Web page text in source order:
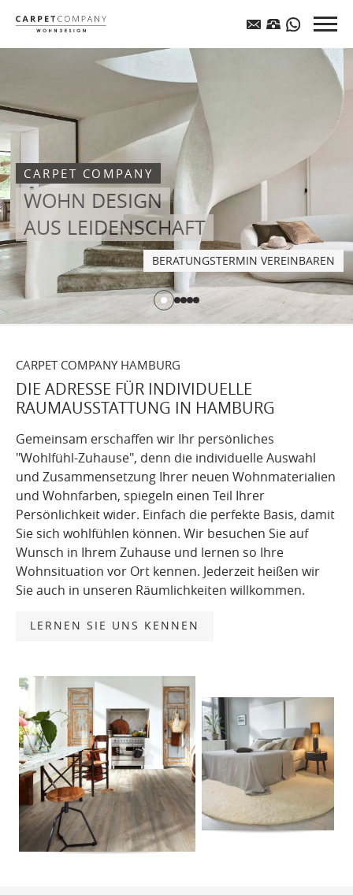
CARPET COMPANY
WOHN DESIGN
AUS LEIDENSCHAFT
BERATUNGSTERMIN VEREINBAREN
CARPET COMPANY HAMBURG
DIE ADRESSE FÜR INDIVIDUELLE
RAUMAUSSTATTUNG IN HAMBURG
Gemeinsam erschaffen wir Ihr persönliches
"Wohlfühl-Zuhause", denn die individuelle Auswahl
und Zusammensetzung Ihrer neuen Wohnmaterialien
und Wohnfarben, spiegeln einen Teil Ihrer
Persönlichkeit wider. Einfach die perfekte Basis, damit
Sie sich wohlfühlen können. Wir besuchen Sie auf
Wunsch in Ihrem Zuhause und lernen so Ihre
Wohnsituation vor Ort kennen. Jederzeit heißen wir
Sie auch in unseren Räumlichkeiten willkommen.
LERNEN SIE UNS KENNEN